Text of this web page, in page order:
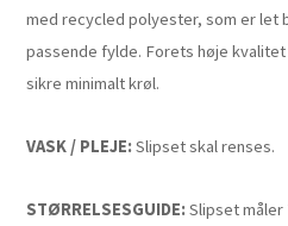
med recycled polyester, som er
passende fylde. Forets høje
sikre minimalt krøl.
VASK / PLEJE: Slipset skal renses.
STØRRELSESGUIDE: Slipset måler
antal